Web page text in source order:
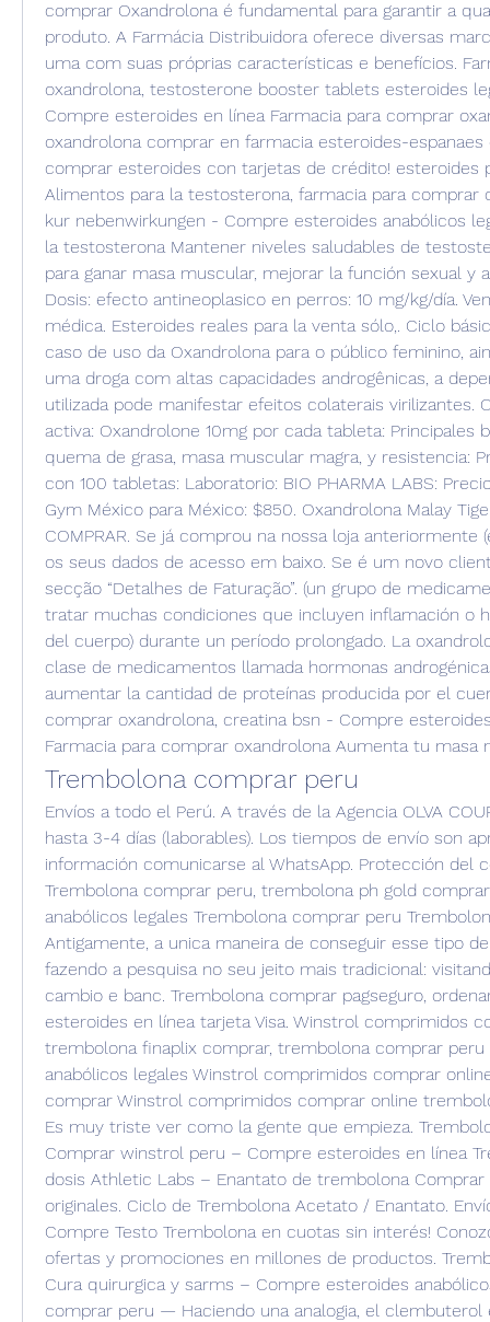
comprar Oxandrolona é fundamental para garantir a
produto. A Farmácia Distribuidora oferece diversas
uma com suas próprias características e benefícios.
oxandrolona, testosterone booster tablets esteroides
Compre esteroides en línea Farmacia para comprar
oxandrolona comprar en farmacia esteroides-
comprar esteroides con tarjetas de crédito! esteroides
Alimentos para la testosterona, farmacia para comprar
kur nebenwirkungen - Compre esteroides anabólicos
la testosterona Mantener niveles saludables de
para ganar masa muscular, mejorar la función sexual y
Dosis: efecto antineoplasico en perros: 10 mg/kg/día.
médica. Esteroides reales para la venta sólo,. Ciclo
caso de uso da Oxandrolona para o público feminino,
uma droga com altas capacidades androgênicas, a
utilizada pode manifestar efeitos colaterais virilizantes.
activa: Oxandrolone 10mg por cada tableta: Principales
quema de grasa, masa muscular magra, y resistencia:
con 100 tabletas: Laboratorio: BIO PHARMA LABS:
Gym México para México: $850. Oxandrolona Malay
COMPRAR. Se já comprou na nossa loja anteriormente
os seus dados de acesso em baixo. Se é um novo
secção “Detalhes de Faturação”. (un grupo de
tratar muchas condiciones que incluyen inflamación o
del cuerpo) durante un período prolongado. La
clase de medicamentos llamada hormonas
aumentar la cantidad de proteínas producida por el
comprar oxandrolona, creatina bsn - Compre
Farmacia para comprar oxandrolona Aumenta tu masa
Trembolona comprar peru
Envíos a todo el Perú. A través de la Agencia OLVA
hasta 3-4 días (laborables). Los tiempos de envío son
información comunicarse al WhatsApp. Protección del
Trembolona comprar peru, trembolona ph gold
anabólicos legales Trembolona comprar peru
Antigamente, a unica maneira de conseguir esse tipo
fazendo a pesquisa no seu jeito mais tradicional:
cambio e banc. Trembolona comprar pagseguro,
esteroides en línea tarjeta Visa. Winstrol comprimidos
trembolona finaplix comprar, trembolona comprar
anabólicos legales Winstrol comprimidos comprar
comprar Winstrol comprimidos comprar online
Es muy triste ver como la gente que empieza.
Comprar winstrol peru – Compre esteroides en línea
dosis Athletic Labs – Enantato de trembolona Comprar
originales. Ciclo de Trembolona Acetato / Enantato.
Compre Testo Trembolona en cuotas sin interés!
ofertas y promociones en millones de productos.
Cura quirurgica y sarms – Compre esteroides
comprar peru — Haciendo una analogia, el clembuterol